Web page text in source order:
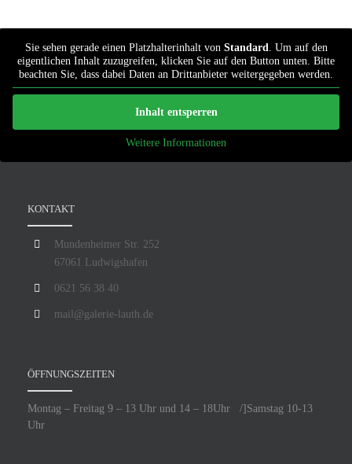
Sie sehen gerade einen Platzhalterinhalt von Standard. Um auf den
eigentlichen Inhalt zuzugreifen, klicken Sie auf den Button unten. Bitte
beachten Sie, dass dabei Daten an Drittanbieter weitergegeben werden.
Inhalt entsperren
Weitere Informationen
KONTAKT
Mundenheimer Str. 252
67061 Ludwigshafen
0621 56 38 40
mail@galerie-lauth.de
ÖFFNUNGSZEITEN
Montag – Freitag 9 – 13 Uhr und 14 – 18Uhr /]Samstag 10-13
Uhr